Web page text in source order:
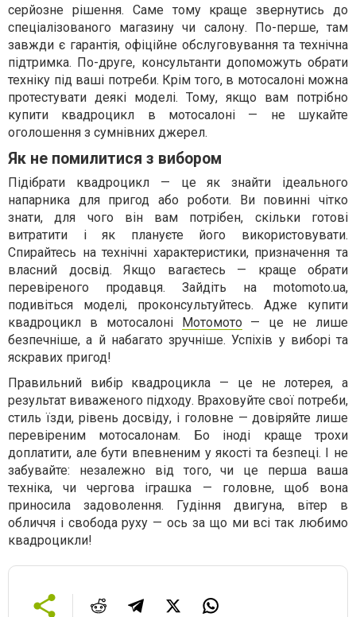
серйозне рішення. Саме тому краще звернутись до
спеціалізованого магазину чи салону. По-перше, там
завжди є гарантія, офіційне обслуговування та технічна
підтримка. По-друге, консультанти допоможуть обрати
техніку під ваші потреби. Крім того, в мотосалоні можна
протестувати деякі моделі. Тому, якщо вам потрібно
купити квадроцикл в мотосалоні — не шукайте
оголошення з сумнівних джерел.
Як не помилитися з вибором
Підібрати квадроцикл — це як знайти ідеального
напарника для пригод або роботи. Ви повинні чітко
знати, для чого він вам потрібен, скільки готові
витратити і як плануєте його використовувати.
Спирайтесь на технічні характеристики, призначення та
власний досвід. Якщо вагаєтесь — краще обрати
перевіреного продавця. Зайдіть на motomoto.ua,
подивіться моделі, проконсультуйтесь. Адже купити
квадроцикл в мотосалоні Мотомото — це не лише
безпечніше, а й набагато зручніше. Успіхів у виборі та
яскравих пригод!
Правильний вибір квадроцикла — це не лотерея, а
результат виваженого підходу. Враховуйте свої потреби,
стиль їзди, рівень досвіду, і головне — довіряйте лише
перевіреним мотосалонам. Бо іноді краще трохи
доплатити, але бути впевненим у якості та безпеці. І не
забувайте: незалежно від того, чи це перша ваша
техніка, чи чергова іграшка — головне, щоб вона
приносила задоволення. Гудіння двигуна, вітер в
обличчя і свобода руху — ось за що ми всі так любимо
квадроцикли!